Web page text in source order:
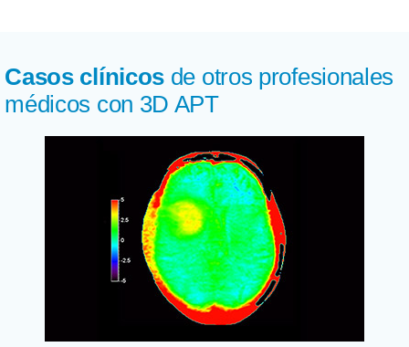
Casos clínicos de otros profesionales
médicos con 3D APT